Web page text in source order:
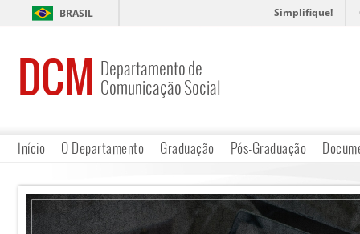
BRASIL Simplifique!
DCM Departamento de
Comunicação Social
Início O Departamento Graduação Pós-Graduação